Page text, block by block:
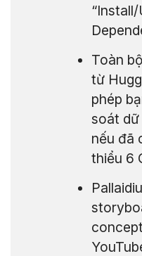
Toàn
từ
phép
soát dữ
nếu đã
thiểu 6